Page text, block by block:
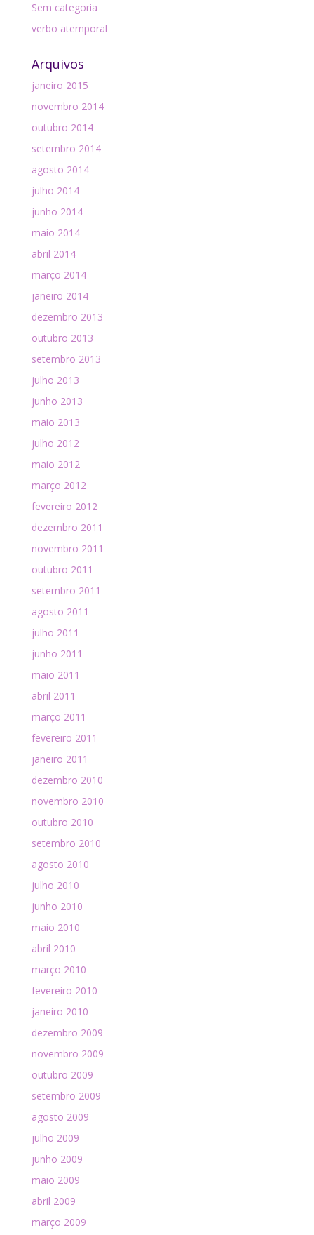
Sem categoria
verbo atemporal
Arquivos
janeiro 2015
novembro 2014
outubro 2014
setembro 2014
agosto 2014
julho 2014
junho 2014
maio 2014
abril 2014
março 2014
janeiro 2014
dezembro 2013
outubro 2013
setembro 2013
julho 2013
junho 2013
maio 2013
julho 2012
maio 2012
março 2012
fevereiro 2012
dezembro 2011
novembro 2011
outubro 2011
setembro 2011
agosto 2011
julho 2011
junho 2011
maio 2011
abril 2011
março 2011
fevereiro 2011
janeiro 2011
dezembro 2010
novembro 2010
outubro 2010
setembro 2010
agosto 2010
julho 2010
junho 2010
maio 2010
abril 2010
março 2010
fevereiro 2010
janeiro 2010
dezembro 2009
novembro 2009
outubro 2009
setembro 2009
agosto 2009
julho 2009
junho 2009
maio 2009
abril 2009
março 2009